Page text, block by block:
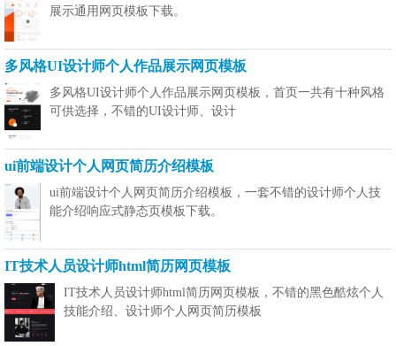
展示通用网页模板下载。
多风格UI设计师个人作品展示网页模板
多风格UI设计师个人作品展示网页模板，首页一共有十种风格
可供选择，不错的UI设计师、设计
ui前端设计个人网页简历介绍模板
ui前端设计个人网页简历介绍模板，一套不错的设计师个人技
能介绍响应式静态页模板下载。
IT技术人员设计师html简历网页模板
IT技术人员设计师html简历网页模板，不错的黑色酷炫个人
技能介绍、设计师个人网页简历模板